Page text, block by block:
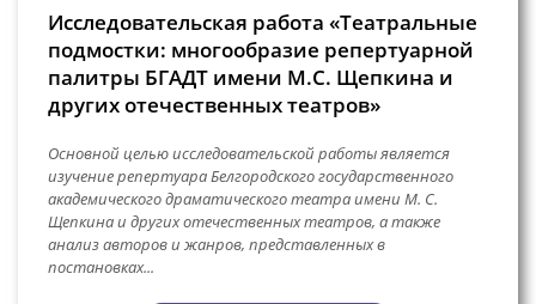
Исследовательская работа «Театральные
подмостки: многообразие репертуарной
палитры БГАДТ имени М.С. Щепкина и
других отечественных театров»
Основной целью исследовательской работы является
изучение репертуара Белгородского государственного
академического драматического театра имени М. С.
Щепкина и других отечественных театров, а также
анализ авторов и жанров, представленных в
постановках...